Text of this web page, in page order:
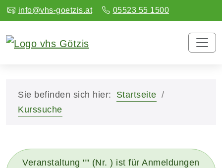
info@vhs-goetzis.at 05523 55 1500
Sie befinden sich hier:
Startseite
Kurssuche
Veranstaltung "" (Nr. ) ist für Anmeldungen